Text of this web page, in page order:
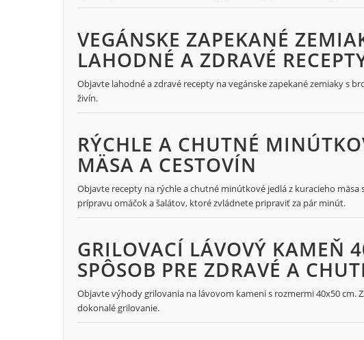
VEGÁNSKE ZAPEKANÉ
LAHODNÉ A ZDRAVÉ
Objavte lahodné a zdravé recepty na vegánske zapekané zemiaky s
živín.
RÝCHLE A CHUTNÉ
MÄSA A CESTOVÍN
Objavte recepty na rýchle a chutné minútkové jedlá z kuracieho
prípravu omáčok a šalátov, ktoré zvládnete pripraviť za pár minút.
GRILOVACÍ LÁVOVÝ KAMEŇ
SPÔSOB PRE ZDRAVÉ A
Objavte výhody grilovania na lávovom kameni s rozmermi 40x50 cm.
dokonalé grilovanie.